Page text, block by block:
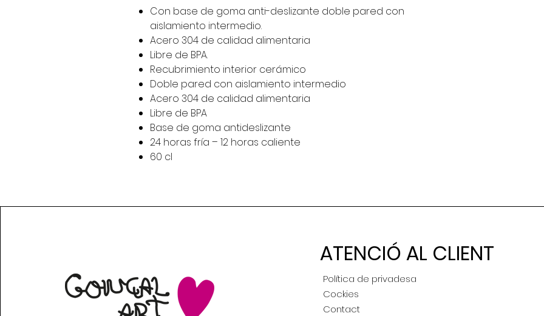
Con base de goma anti-deslizante doble pared con
aislamiento intermedio.
Acero 304 de calidad alimentaria
Libre de BPA.
Recubrimiento interior cerámico
Doble pared con aislamiento intermedio
Acero 304 de calidad alimentaria
Libre de BPA
Base de goma antideslizante
24 horas fría – 12 horas caliente
60 cl
ATENCIÓ AL CLIENT
Política de privadesa
Cockies
Contact